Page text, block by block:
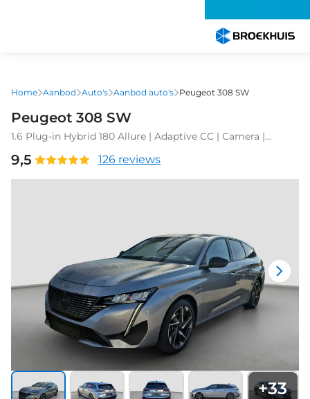
gaan
Home Aanbod Auto's Aanbod auto's Peugeot 308 SW
Peugeot 308 SW
1.6 Plug-in Hybrid 180 Allure | Adaptive CC | Camera |
auto |
9,5 126 reviews
+33